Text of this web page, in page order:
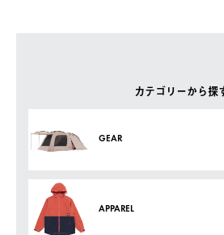
カテゴリーから探
GEAR
APPAREL